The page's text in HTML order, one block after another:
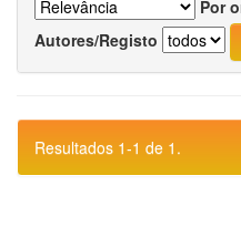
Por
Autores/Registo
Resultados 1-1 de 1.